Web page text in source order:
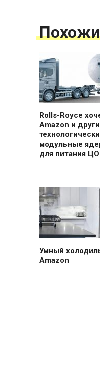
Rolls-Royce
Amazon и
модульные
для питания
Умный
Amazon